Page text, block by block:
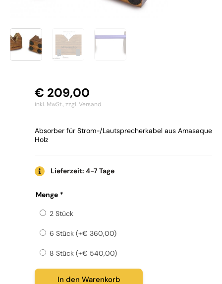
€ 209,00
inkl. MwSt.,zzgl. Versand
Absorber für Strom-/Lautsprecherkabel aus Amasaque
Holz
Lieferzeit: 4-7 Tage
Menge *
2 Stück
6 Stück (+€ 360,00)
8 Stück (+€ 540,00)
In den Warenkorb